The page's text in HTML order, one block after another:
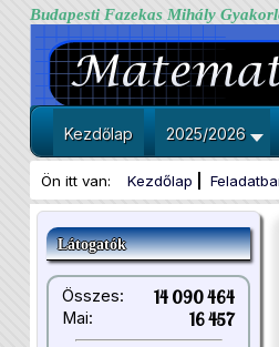
Budapesti Fazekas Mihály
Kezdőlap 2025/2026
Ön itt van: Kezdőlap
Látogatók
Összes: 14 090 464
Mai: 16 457